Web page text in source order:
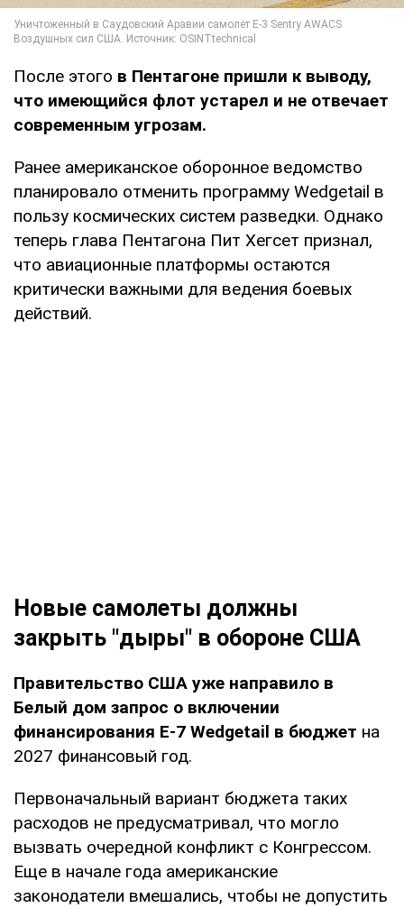
После этого в Пентагоне пришли к выводу,
что имеющийся флот устарел и не отвечает
современным угрозам.
Ранее американское оборонное ведомство
планировало отменить программу Wedgetail в
пользу космических систем разведки. Однако
теперь глава Пентагона Пит Хегсет признал,
что авиационные платформы остаются
критически важными для ведения боевых
действий.
Новые самолеты должны
закрыть "дыры" в обороне США
Правительство США уже направило в
Белый дом запрос о включении
финансирования E-7 Wedgetail в бюджет на
2027 финансовый год.
Первоначальный вариант бюджета таких
расходов не предусматривал, что могло
вызвать очередной конфликт с Конгрессом.
Еще в начале года американские
законодатели вмешались, чтобы не допустить